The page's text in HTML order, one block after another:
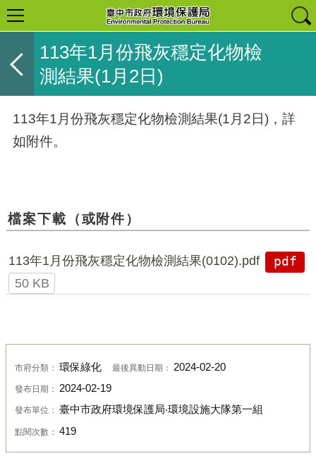
113年1月份飛灰穩定化物檢
測結果(1月2日)
113年1月份飛灰穩定化物檢測結果(1月2日)，詳
如附件。
檔案下載（或附件）
113年1月份飛灰穩定化物檢測結果(0102).pdf
pdf
50 KB
市府分類： 環保綠化 最後異動日期： 2024-02-20
發布日期： 2024-02-19
發布單位： 臺中市政府環境保護局‧環境設施大隊第一組
點閱次數： 419